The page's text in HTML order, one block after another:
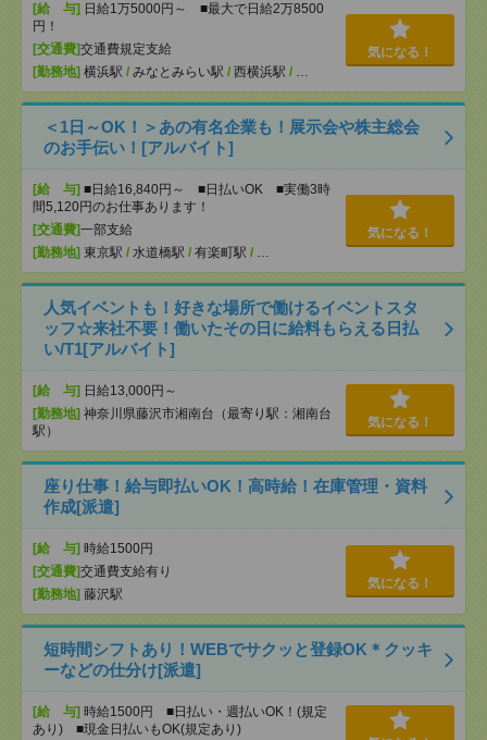
[給 与] 日給1万5000円～ ■最大で日給2万8500
円！
[交通費]交通費規定支給
[勤務地] 横浜駅 / みなとみらい駅 / 西横浜駅 / …
気になる！
＜1日～OK！＞あの有名企業も！展示会や株主総会
のお手伝い！[アルバイト]
[給 与] ■日給16,840円～ ■日払いOK ■実働3時
間5,120円のお仕事あります！
[交通費]一部支給
[勤務地] 東京駅 / 水道橋駅 / 有楽町駅 / …
気になる！
人気イベントも！好きな場所で働けるイベントスタ
ッフ☆来社不要！働いたその日に給料もらえる日払
い/T1[アルバイト]
[給 与] 日給13,000円～
[勤務地] 神奈川県藤沢市湘南台（最寄り駅：湘南台
駅）
気になる！
座り仕事！給与即払いOK！高時給！在庫管理・資料
作成[派遣]
[給 与] 時給1500円
[交通費]交通費支給有り
[勤務地] 藤沢駅
気になる！
短時間シフトあり！WEBでサクッと登録OK＊クッキ
ーなどの仕分け[派遣]
[給 与] 時給1500円 ■日払い・週払いOK！(規定
あり) ■現金日払いもOK(規定あり)